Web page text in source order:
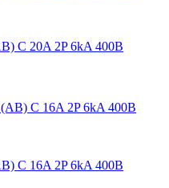
C 20A 2P 6kA 400В
C 16A 2P 6kA 400В